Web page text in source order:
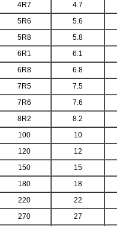
4R7
4.7
5R6
5.6
5R8
5.8
6R1
6.1
6R8
6.8
7R5
7.5
7R6
7.6
8R2
8.2
100
10
120
12
150
15
180
18
220
22
270
27